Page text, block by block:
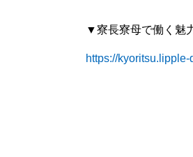
▼寮長寮母で働く魅
https://